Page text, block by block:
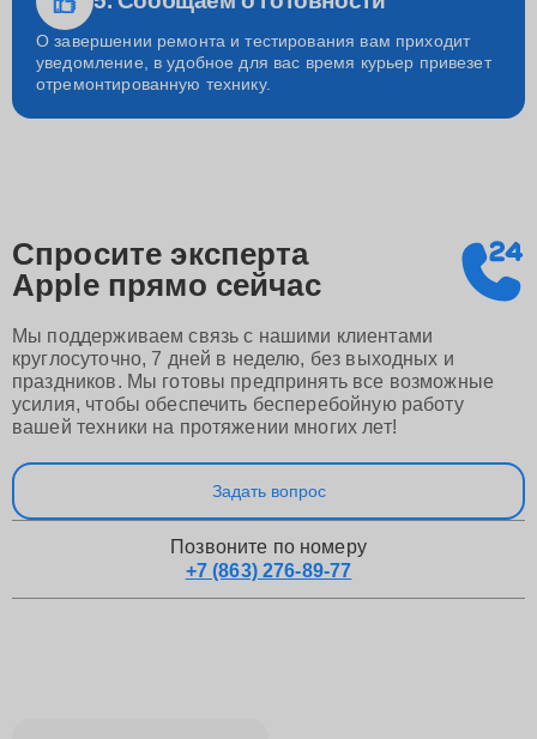
О завершении ремонта и тестирования вам приходит
уведомление, в удобное для вас время курьер привезет
отремонтированную технику.
Спросите эксперта
Apple прямо сейчас
Мы поддерживаем связь с нашими клиентами
круглосуточно, 7 дней в неделю, без выходных и
праздников. Мы готовы предпринять все возможные
усилия, чтобы обеспечить бесперебойную работу
вашей техники на протяжении многих лет!
Задать вопрос
Позвоните по номеру
+7 (863) 276-89-77